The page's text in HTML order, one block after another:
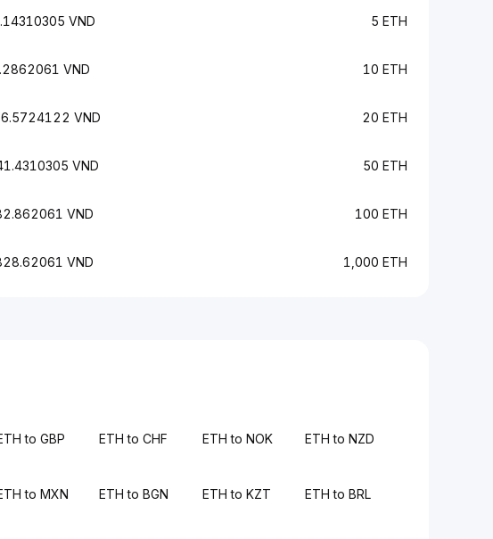
VND 5 ETH
VND 10 ETH
VND 20 ETH
VND 50 ETH
VND 100 ETH
VND 1,000 ETH
to GBP ETH to CHF ETH to NOK ETH to NZD
to MXN ETH to BGN ETH to KZT ETH to BRL